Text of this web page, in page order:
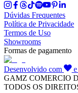
Dúvidas Frequentes
Política de Privacidade
Termos de Uso
Showrooms
Formas de pagamento
Desenvolvido com e
GAMZ COMERCIO
TODOS OS